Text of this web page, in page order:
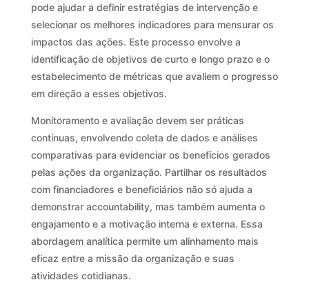
pode ajudar a definir estratégias de intervenção e
selecionar os melhores indicadores para mensurar os
impactos das ações. Este processo envolve a
identificação de objetivos de curto e longo prazo e o
estabelecimento de métricas que avaliem o progresso
em direção a esses objetivos.
Monitoramento e avaliação devem ser práticas
contínuas, envolvendo coleta de dados e análises
comparativas para evidenciar os benefícios gerados
pelas ações da organização. Partilhar os resultados
com financiadores e beneficiários não só ajuda a
demonstrar accountability, mas também aumenta o
engajamento e a motivação interna e externa. Essa
abordagem analítica permite um alinhamento mais
eficaz entre a missão da organização e suas
atividades cotidianas.